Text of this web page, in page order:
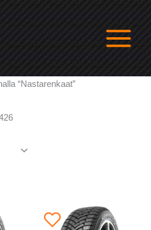
“Nastarenkaat”
Halvin